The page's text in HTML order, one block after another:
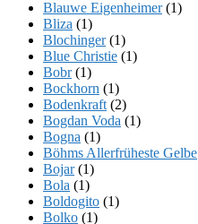
Blauwe Eigenheimer(1)
Bliza (1)
Blochinger(1)
Blue Christie (1)
Bobr(1)
Bockhorn (1)
Bodenkraft (2)
Bogdan Voda (1)
Bogna (1)
Böhms Allerfrüheste Gelbe
Bojar(1)
Bola (1)
Boldogito (1)
Bolko (1)